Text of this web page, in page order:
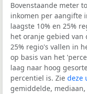
Bovenstaande meter
inkomen per aangifte
laagste 10% en 25%
het oranje gebied van
25% regio's vallen in
op basis van het
laag naar hoog
percentiel is. Zie deze
gemiddelde,